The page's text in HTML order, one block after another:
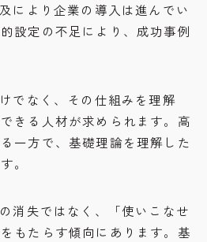
により企業の導入は進んでい
設定の不足により、成功事例
でなく、その仕組みを理解
きる人材が求められます。高
一方で、基礎理論を理解した
。
消失ではなく、「使いこなせ
もたらす傾向にあります。基